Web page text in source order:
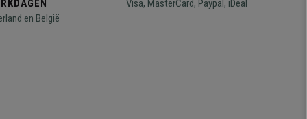
en België
Visa, MasterCard, Paypal, iDeal